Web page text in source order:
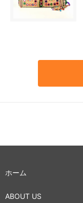
ホーム
ABOUT US